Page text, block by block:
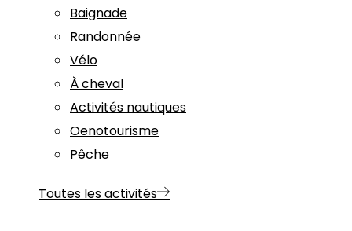
Baignade
Randonnée
Vélo
À cheval
Activités nautiques
Oenotourisme
Pêche
Toutes les activités